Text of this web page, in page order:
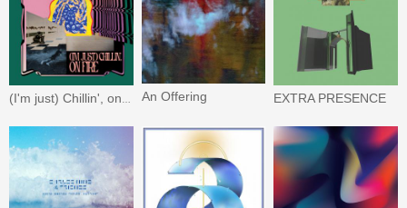
An Offering EXTRA PRESENCE